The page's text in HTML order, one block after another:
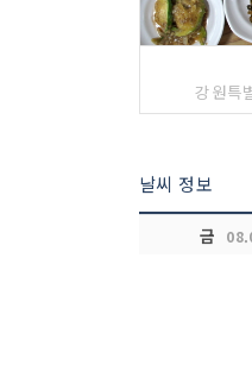
강원특
날씨 정보
금